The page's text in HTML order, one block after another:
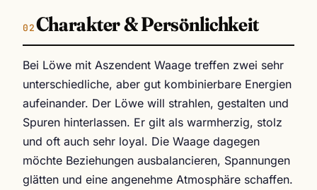
Charakter & Persönlichkeit
Bei Löwe mit Aszendent Waage treffen zwei sehr
unterschiedliche, aber gut kombinierbare Energien
aufeinander. Der Löwe will strahlen, gestalten und
Spuren hinterlassen. Er gilt als warmherzig, stolz
und oft auch sehr loyal. Die Waage dagegen
möchte Beziehungen ausbalancieren, Spannungen
glätten und eine angenehme Atmosphäre schaffen.